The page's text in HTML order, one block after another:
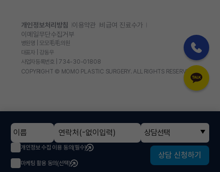
개인정보처리방침 이용약관 비급여 진료수가
이메일무단수집거부
병원명 | 모모毛毛의원
대표자 | 강동우
사업자등록번호 | 734-30-01808
COPYRIGHT © MOMO PLASTIC SURGERY. ALL RIGHTS RESERVED.
상담선택
개인정보 수집 이용 동의(필수)
마케팅 활용 동의(선택)
상담 신청하기